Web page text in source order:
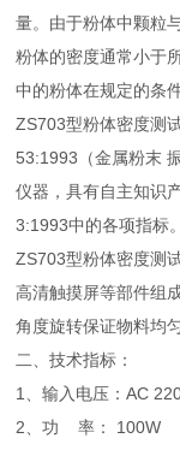
量。由于粉体中颗粒
粉体的密度通常小于
中的粉体在规定的条
ZS703型粉体密度测
53:1993（金属粉末
仪器，具有自主知识
3:1993中的各项指标。
ZS703型粉体密度测
高清触摸屏等部件组
角度旋转保证物料均
二、技术指标：
1、输入电压：AC
2、功 率： 100W